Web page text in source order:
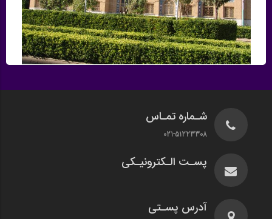
شـماره تمـاس
021-51223308
پسـت الـکترونیـکی
آدرس پسـتی